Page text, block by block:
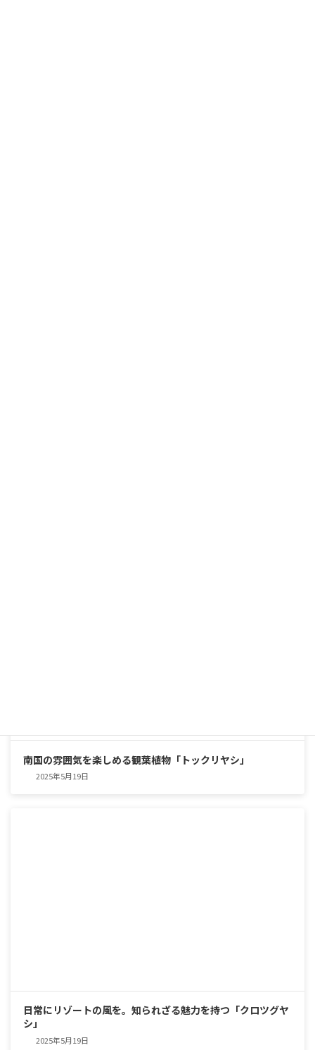
南国の雰囲気を楽しめる観葉植物「トックリヤシ」
2025年5月19日
日常にリゾートの風を。知られざる魅力を持つ「クロツグヤ
シ」
2025年5月19日